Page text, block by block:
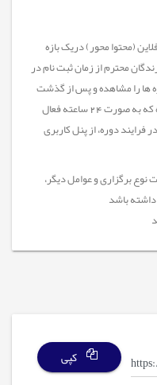
(محتوا محور) دریک بازه
محترم از زمان ثبت نام در
دوره ها را مشاهده و پس از گذشت
72 ساعت از زمان ثبت نام در آزمون های دوره که به صورت 24 ساعته فعال
دوره، از پنل کاربری
برگزاری و عوامل دیگر،
باشد
کپی